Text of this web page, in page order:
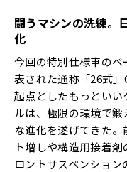
闘うマシンの洗練。
化
今回の特別仕様車の
表された通称「26式
起点としたもっとい
ルは、極限の環境で
な進化を遂げてきた
ト増しや構造用接着
ロントサスペンショ